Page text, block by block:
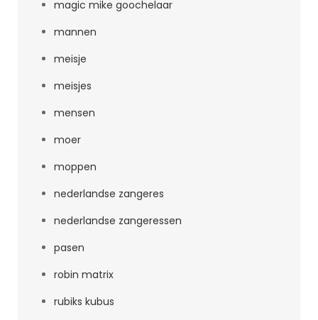
magic mike goochelaar
mannen
meisje
meisjes
mensen
moer
moppen
nederlandse zangeres
nederlandse zangeressen
pasen
robin matrix
rubiks kubus